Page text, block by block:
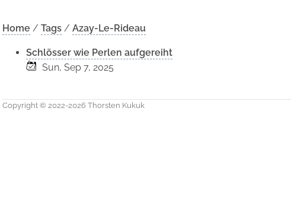
Home / Tags / Azay-Le-Rideau
Schlösser wie Perlen aufgereiht
Sun, Sep 7, 2025
Copyright © 2022-2026 Thorsten Kukuk